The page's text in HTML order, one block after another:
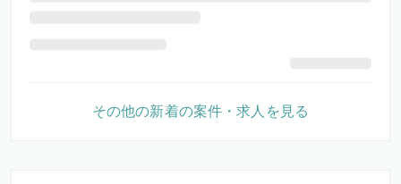
その他の新着の案件・求人を見る